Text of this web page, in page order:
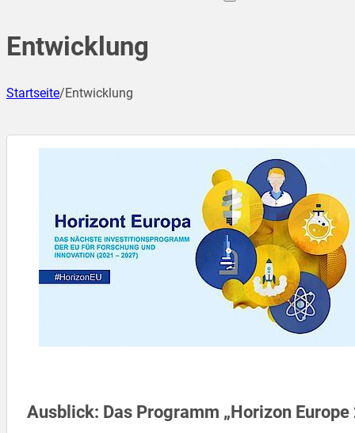
Entwicklung
Startseite/Entwicklung
Ausblick: Das Programm „Horizon